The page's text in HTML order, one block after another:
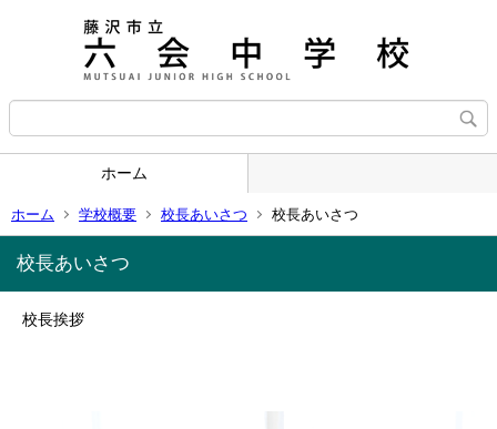
ホーム
ホーム 学校概要 校長あいさつ 校長あいさつ
校長あいさつ
校長挨拶